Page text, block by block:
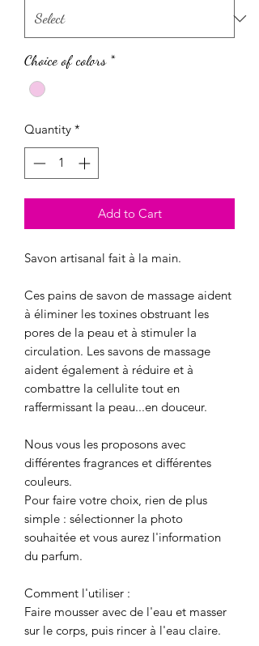
Choice of colors *
Quantity *
Add to Cart
Savon artisanal fait à la main.
Ces pains de savon de massage aident
à éliminer les toxines obstruant les
pores de la peau et à stimuler la
circulation. Les savons de massage
aident également à réduire et à
combattre la cellulite tout en
raffermissant la peau...en douceur.
Nous vous les proposons avec
différentes fragrances et différentes
couleurs.
Pour faire votre choix, rien de plus
simple : sélectionner la photo
souhaitée et vous aurez l'information
du parfum.
Comment l'utiliser :
Faire mousser avec de l'eau et masser
sur le corps, puis rincer à l'eau claire.